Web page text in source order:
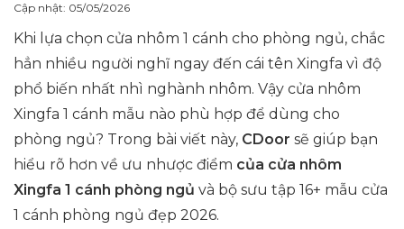
Cập nhật: 05/05/2026
Khi lựa chọn cửa nhôm 1 cánh cho phòng ngủ, chắc
hẳn nhiều người nghĩ ngay đến cái tên Xingfa vì độ
phổ biến nhất nhì nghành nhôm. Vậy cửa nhôm
Xingfa 1 cánh mẫu nào phù hợp để dùng cho
phòng ngủ? Trong bài viết này, CDoor sẽ giúp bạn
hiểu rõ hơn về ưu nhược điểm của cửa nhôm
Xingfa 1 cánh phòng ngủ và bộ sưu tập 16+ mẫu cửa
1 cánh phòng ngủ đẹp 2026.